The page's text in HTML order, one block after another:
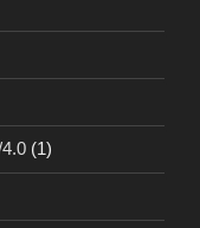
(1)